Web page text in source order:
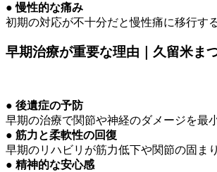
● 慢性的な痛み
初期の対応が不十分だと慢性痛に移行す
早期治療が重要な理由｜久留米ま
● 後遺症の予防
早期の治療で関節や神経のダメージを最
● 筋力と柔軟性の回復
早期のリハビリが筋力低下や関節の固ま
● 精神的な安心感